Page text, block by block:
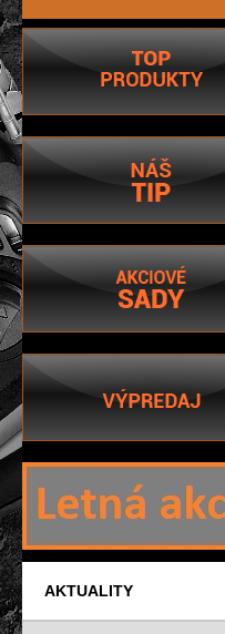
AKTUALITY